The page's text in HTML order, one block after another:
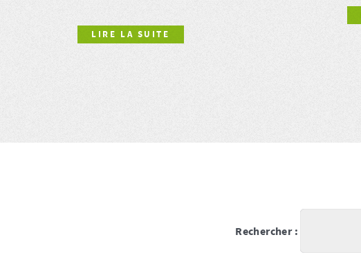
LIRE LA SUITE
Rechercher :